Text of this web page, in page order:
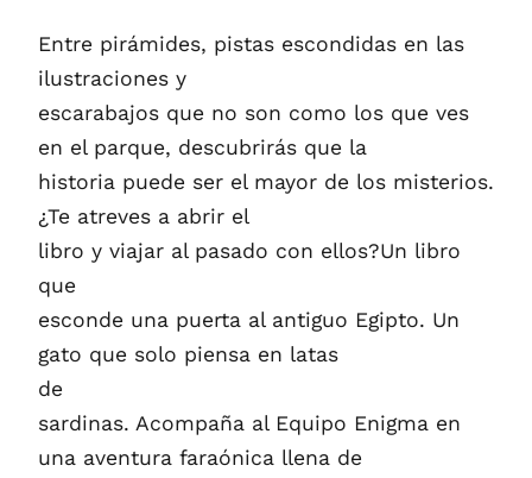
Entre pirámides, pistas escondidas en las
ilustraciones y
escarabajos que no son como los que ves
en el parque, descubrirás que la
historia puede ser el mayor de los misterios.
¿Te atreves a abrir el
libro y viajar al pasado con ellos?Un libro
que
esconde una puerta al antiguo Egipto. Un
gato que solo piensa en latas
de
sardinas. Acompaña al Equipo Enigma en
una aventura faraónica llena de